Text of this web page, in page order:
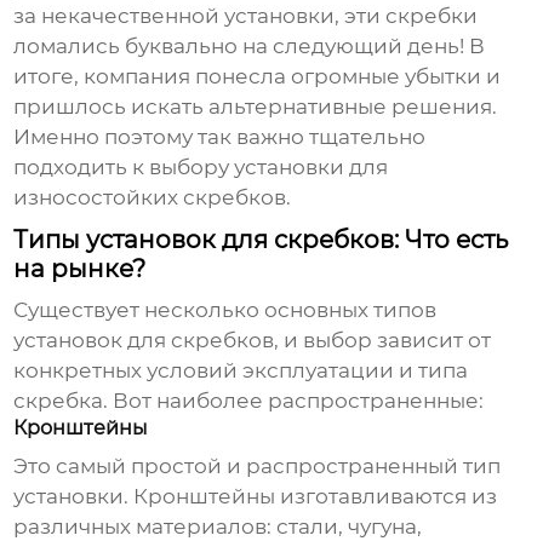
за некачественной установки, эти скребки
ломались буквально на следующий день! В
итоге, компания понесла огромные убытки и
пришлось искать альтернативные решения.
Именно поэтому так важно тщательно
подходить к выборуустановки для
износостойких скребков.
Типы установок для скребков: Что есть
на рынке?
Существует несколько основных типов
установок для скребков, и выбор зависит от
конкретных условий эксплуатации и типа
скребка. Вот наиболее распространенные:
Кронштейны
Это самый простой и распространенный тип
установки. Кронштейны изготавливаются из
различных материалов: стали, чугуна,